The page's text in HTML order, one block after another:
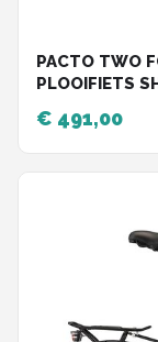
PACTO TWO
PLOOIFIETS
€ 491,00